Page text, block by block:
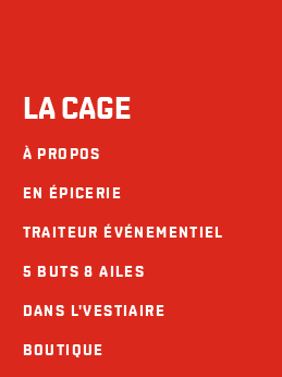
LA CAGE
À PROPOS
EN ÉPICERIE
TRAITEUR ÉVÉNEMENTIEL
5 BUTS 8 AILES
DANS L'VESTIAIRE
BOUTIQUE